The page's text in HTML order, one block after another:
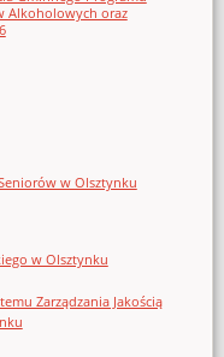
Alkoholowych oraz
w Olsztynku
w Olsztynku
Zarządzania Jakością